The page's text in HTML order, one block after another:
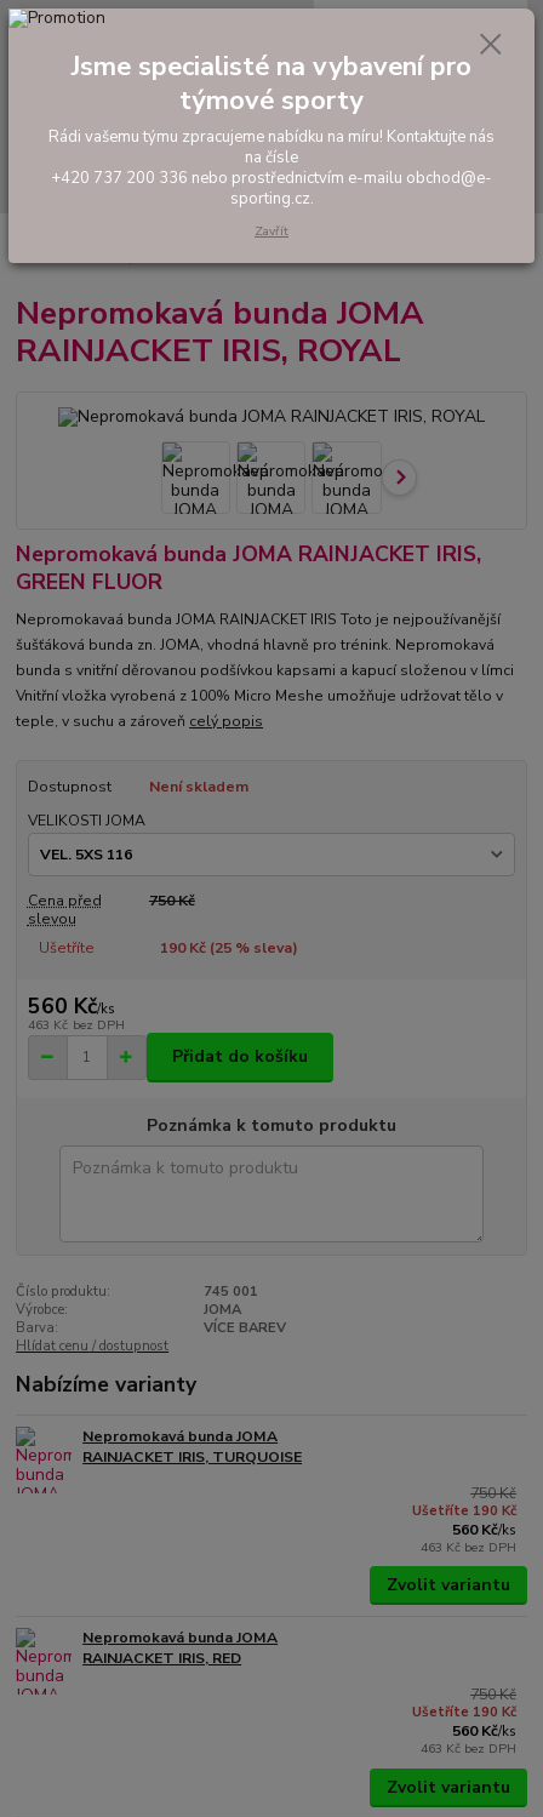
Hledat
tel: +420 737 200 336
0,00 Kč
Oblečení do deště
RAINJACKET IRIS, ROYAL
Nepromokavá bunda JOMA
RAINJACKET IRIS, ROYAL
Nepromokavá bunda JOMA RAINJACKET IRIS,
GREEN FLUOR
Nepromokavaá bunda JOMA RAINJACKET IRIS Toto je nejpoužívanější
šušťáková bunda zn. JOMA, vhodná hlavně pro trénink. Nepromokavá
bunda s vnitřní děrovanou podšívkou kapsami a kapucí složenou v límci
Vnitřní vložka vyrobená z 100% Micro Meshe umožňuje udržovat tělo v
teple, v suchu a zároveň celý popis
Dostupnost
Není skladem
VELIKOSTI JOMA
Cena před
slevou
750 Kč
Ušetříte 190 Kč (25% sleva)
560 Kč/ks
463 Kč bez DPH
Přidat do košíku
Poznámka k tomuto produktu
Číslo produktu:
745 001
Výrobce:
JOMA
Barva:
VÍCE BAREV
Hlídat cenu / dostupnost
Nabízíme varianty
Nepromokavá bunda JOMA
RAINJACKET IRIS, TURQUOISE
750 Kč
Ušetříte 190 Kč
560 Kč/ks
463 Kč bez DPH
Zvolit variantu
Nepromokavá bunda JOMA
RAINJACKET IRIS, RED
750 Kč
Ušetříte 190 Kč
560 Kč/ks
463 Kč bez DPH
Zvolit variantu
Jsme specialisté na vybavení pro
týmové sporty
Rádi vašemu týmu zpracujeme nabídku na míru! Kontaktujte nás
na čísle
+420 737 200 336 nebo prostřednictvím e-mailu obchod@e-
sporting.cz.
Zavřít